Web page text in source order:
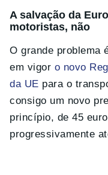
A salvação da
motoristas, não
O grande problema
em vigor o novo
da UE para o
consigo um novo
princípio, de 45
progressivamente